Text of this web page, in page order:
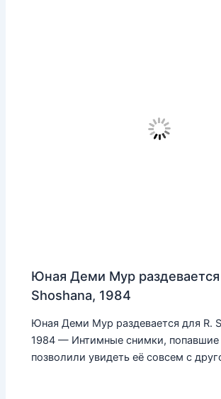
Юная Деми Мур раздевается
Shoshana, 1984
Юная Деми Мур раздевается для R.
1984 — Интимные снимки, попавшие
позволили увидеть её совсем с